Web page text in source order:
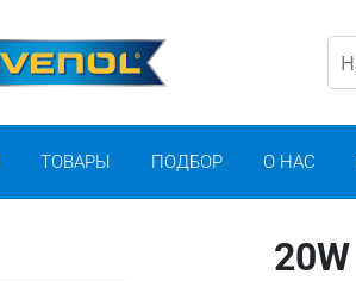
ТОВАРЫ ПОДБОР О НАС
20W